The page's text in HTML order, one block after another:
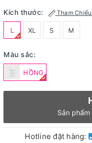
Kích thước: Tham
L XL S M
Màu sắc:
HỒNG
Sản
Hotline đặt hàng: